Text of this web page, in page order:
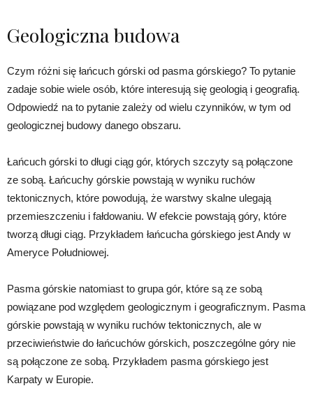
Geologiczna budowa
Czym różni się łańcuch górski od pasma górskiego? To pytanie
zadaje sobie wiele osób, które interesują się geologią i geografią.
Odpowiedź na to pytanie zależy od wielu czynników, w tym od
geologicznej budowy danego obszaru.
Łańcuch górski to długi ciąg gór, których szczyty są połączone
ze sobą. Łańcuchy górskie powstają w wyniku ruchów
tektonicznych, które powodują, że warstwy skalne ulegają
przemieszczeniu i fałdowaniu. W efekcie powstają góry, które
tworzą długi ciąg. Przykładem łańcucha górskiego jest Andy w
Ameryce Południowej.
Pasma górskie natomiast to grupa gór, które są ze sobą
powiązane pod względem geologicznym i geograficznym. Pasma
górskie powstają w wyniku ruchów tektonicznych, ale w
przeciwieństwie do łańcuchów górskich, poszczególne góry nie
są połączone ze sobą. Przykładem pasma górskiego jest
Karpaty w Europie.